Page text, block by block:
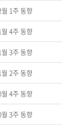
1주 동향
4주 동향
3주 동향
2주 동향
4주 동향
3주 동향